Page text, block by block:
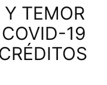
TEMOR
19